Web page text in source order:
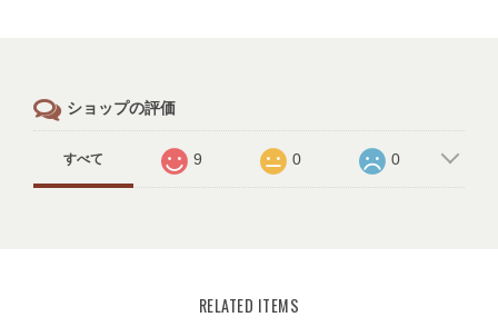
ショップの評価
すべて 9 0 0
RELATED ITEMS